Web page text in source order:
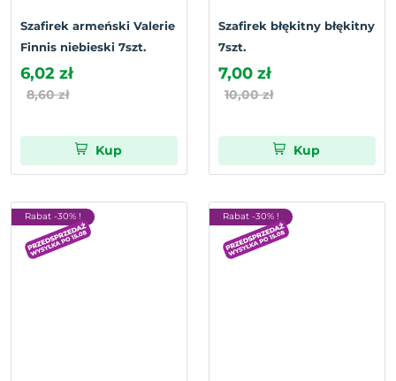
Szafirek armeński Valerie
Finnis niebieski 7szt.
6,02 zł
8,60 zł
Kup
Szafirek błękitny błękitny
7szt.
7,00 zł
10,00 zł
Kup
Rabat -30% ! Rabat -30% !